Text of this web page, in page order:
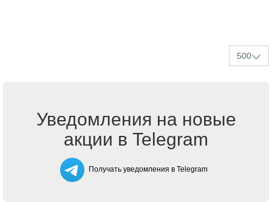
500
Уведомления на новые
акции в Telegram
Получать уведомления в Telegram